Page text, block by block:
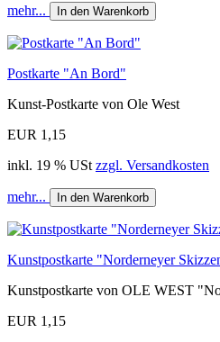
mehr... In den Warenkorb
Postkarte "An Bord"
Kunst-Postkarte von Ole West
EUR 1,15
inkl. 19 % USt zzgl. Versandkosten
mehr... In den Warenkorb
Kunstpostkarte "Norderneyer
Kunstpostkarte von OLE WEST
EUR 1,15